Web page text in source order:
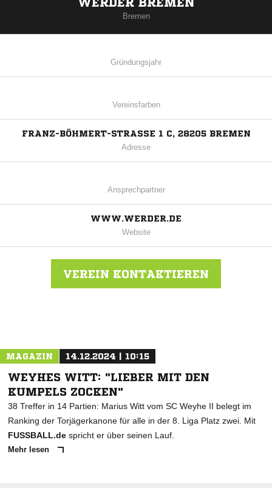
WERDER BREMEN
Bremen
Gründungsjahr
Vereinsfarben
FRANZ-BÖHMERT-STRASSE 1 C, 28205 BREMEN
Adresse
Ansprechpartner
WWW.WERDER.DE
Website
VEREIN KONTAKTIEREN
MAGAZIN 14.12.2024 | 10:15
WEYHES WITT: "LIEBER MIT DEN
KUMPELS ZOCKEN"
38 Treffer in 14 Partien: Marius Witt vom SC Weyhe II belegt im
Ranking der Torjägerkanone für alle in der 8. Liga Platz zwei. Mit
FUSSBALL.de spricht er über seinen Lauf.
Mehr lesen